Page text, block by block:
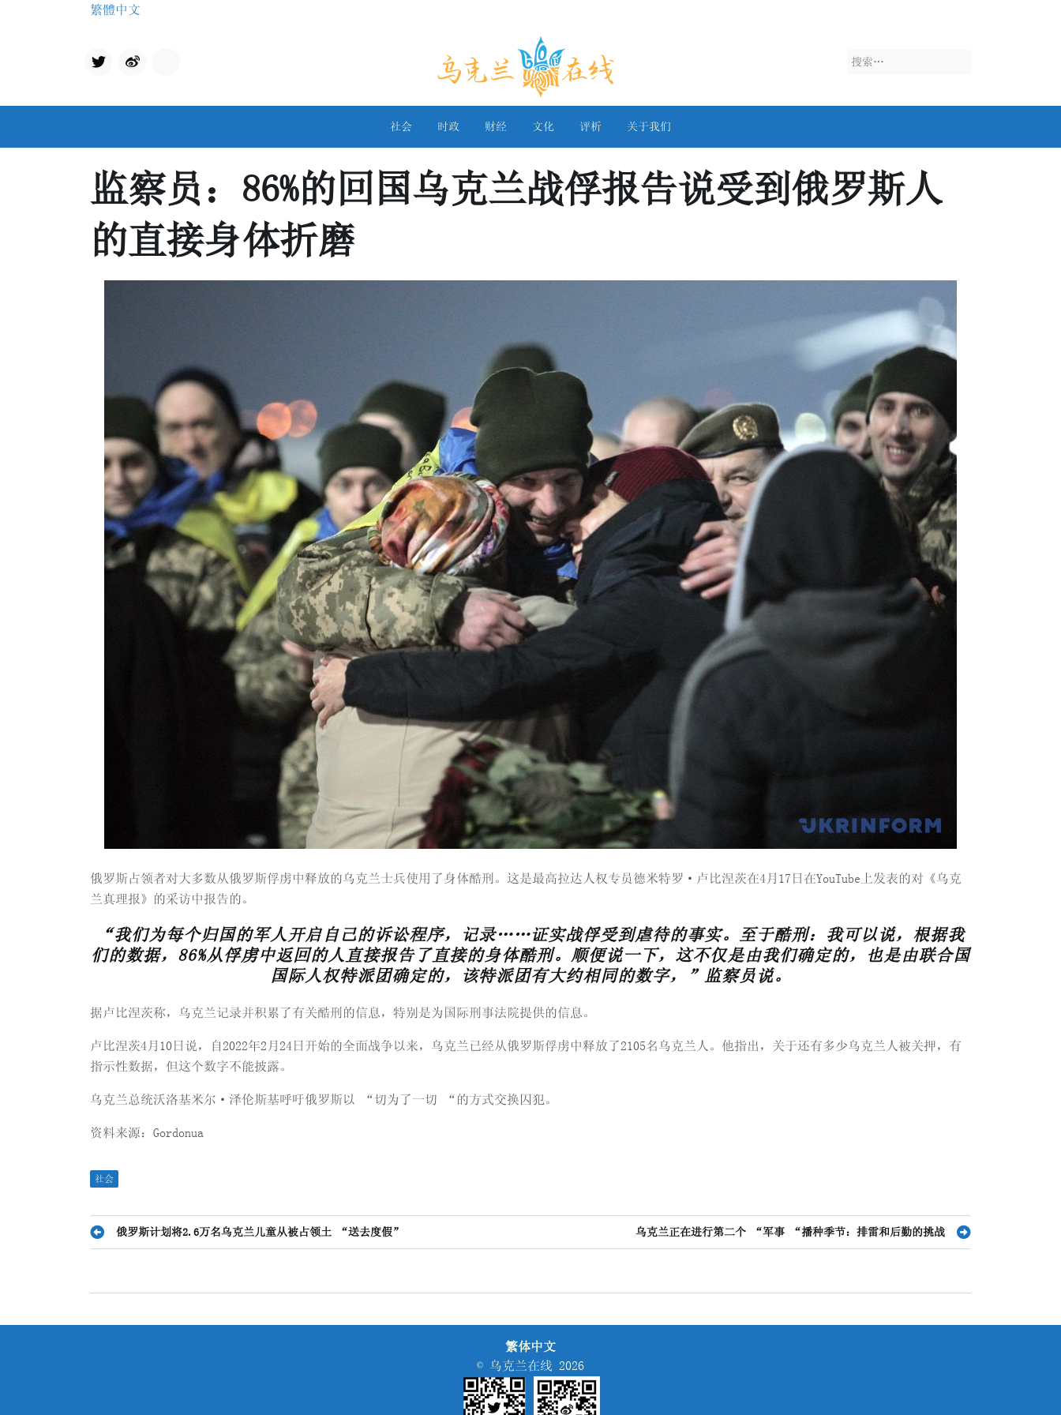
繁體中文
Twit
乌克兰在线
搜
社会 时政 财经 文化 评析 关于我们
监察员：86%的回国乌克兰战俘报告说受到俄罗斯人
的直接身体折磨
俄罗斯占领者对大多数从俄罗斯俘虏中释放的乌克兰士兵使用了身体酷刑。这是最高拉达人权专员德米特罗·卢比涅茨在4月17日在YouTube上发表的对《乌克
兰真理报》的采访中报告的。
“我们为每个归国的军人开启自己的诉讼程序，记录……证实战俘受到虐待的事实。至于酷刑：我可以说，根据我
们的数据，86%从俘虏中返回的人直接报告了直接的身体酷刑。顺便说一下，这不仅是由我们确定的，也是由联合国
国际人权特派团确定的，该特派团有大约相同的数字，”监察员说。
据卢比涅茨称，乌克兰记录并积累了有关酷刑的信息，特别是为国际刑事法院提供的信息。
卢比涅茨4月10日说，自2022年2月24日开始的全面战争以来，乌克兰已经从俄罗斯俘虏中释放了2105名乌克兰人。他指出，关于还有多少乌克兰人被关押，有
指示性数据，但这个数字不能披露。
乌克兰总统沃洛基米尔·泽伦斯基呼吁俄罗斯以 “切为了一切 “的方式交换囚犯。
资料来源：Gordonua
社会
文
导
航
俄罗斯计划将2.6万名乌克兰儿童从被占领土 “送去度假” 乌克兰正在进行第二个 “军事 “播种季节：排雷和后勤的挑战
繁体中文
© 乌克兰在线 2026